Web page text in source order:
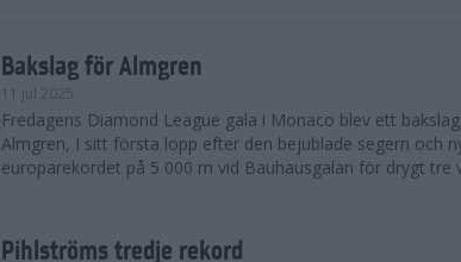
Bakslag för Almgren
11 jul 2025
Fredagens Diamond League gala i Monaco blev ett
Almgren, I sitt första lopp efter den bejublade segern och
europarekordet på 5 000 m vid Bauhausgalan för drygt tre
Pihlströms tredje rekord